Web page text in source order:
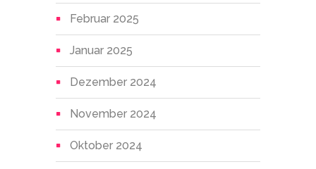
Februar 2025
Januar 2025
Dezember 2024
November 2024
Oktober 2024